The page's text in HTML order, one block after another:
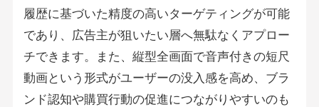
履歴に基づいた精度の高いターゲティングが可能
であり、広告主が狙いたい層へ無駄なくアプロー
チできます。また、縦型全画面で音声付きの短尺
動画という形式がユーザーの没入感を高め、ブラ
ンド認知や購買行動の促進につながりやすいのも